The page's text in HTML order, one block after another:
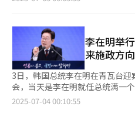
百万人以上的停业，停业率连续两
委员提出的最低时薪协商区间在
段。但由于劳资分歧依然悬殊，
终协商，若会议上无法在协商区
员提出最终调解方案表决。劳资
溯到17年前的2008年。政治层面
政府上任后的首次劳动政策考验
《特种部队》《终结者：创世纪
跨越国界的广泛影响力。 7月4日，李炳宪与BIFAN执行委员长申
哲共同出席记者见面会，围绕特
言：“过去观看其他演员的特别
机会吗？’如今这一刻终于到来
非凡。”他笑言，希望30年后能
与观众相聚。 谈及亲自参与挑选的10部代表作，李炳宪表示，选
择时没有固定标准，主要根据个
要意义，力求展现角色与题材的多样性。 对于当前电
不确定性上升的背景下，研究机
部分电视生产企业因销售不及预
降低价格来缓解压力。 受此影响，自上月起，电视液晶显示器
（LCD）面板价格开始环比下跌
半年传统销售旺季将至，但多数
大产能持谨慎态度。 这种保守策略源于多重压力，中国电商平
台“6·18”大促产生需求前置效
求疲软的挑战。此外，北美市场
李在明举
来施政方向
3日，韩国总统李在明在青瓦台
会，当天是李在明就任总统满一
行记者会的纪录。 记者会主题为“总统的30天：由媒体提问向国
2025-07-04 00:10:55